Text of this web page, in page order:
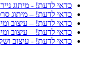
כדאי לדעת! - מיתוג
כדאי לדעת! – מיתוג
כדאי לדעת! – עיצוב
כדאי לדעת! – עיצוב
כדאי לדעת! - עיצוב